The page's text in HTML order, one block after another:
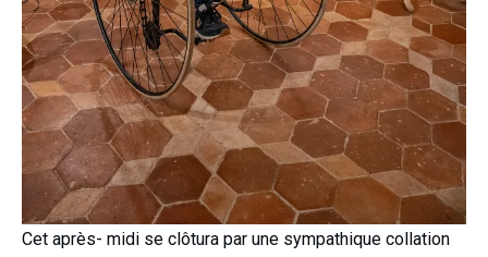
Cet après- midi se clôtura par une sympathique collation